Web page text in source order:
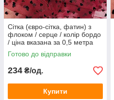
Сітка (євро-сітка, фатин) з
флоком / серце / колір бордо
/ ціна вказана за 0,5 метра
сітки
Готово до відправки
234 ₴/од.
Купити